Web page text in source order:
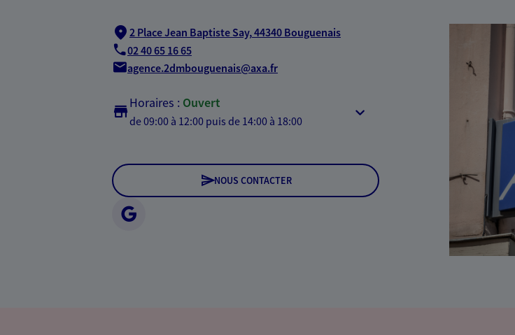
2 Place Jean Baptiste Say,44340 Bouguenais
02 40 65 16 65
agence.2dmbouguenais@axa.fr
Horaires : Ouvert
de 09:00 à 12:00 puis de 14:00 à 18:00
NOUS CONTACTER